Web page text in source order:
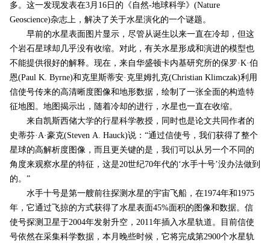
多。这一发现发表在3月16日的《自然-地球科学》(Nature
Geoscience)杂志上，解决了关于水星演化的一个谜题。
早前的水星表面图片显示，尽管从诞生以来一直在冷却，但这
个岩石星球却几乎没有收缩。对此，有关水星形成和演进的模型也
不能提供很好的解释。现在，来自华盛顿卡内基研究所的保罗·K·伯
恩(Paul K. Byrne)和克里斯蒂安·克里姆扎克(Christian Klimczak)利用
信使号传来的高清晰度图像和地形数据，绘制了一张全面的构造特
征地图。地图揭示出，随着冷却的进行，水星也一直在收缩。
来自凯斯西储大学的行星科学教授，同时也是论文共同作者的
史蒂芬·A·豪克(Steven A. Hauck)说：“通过信使号，我们获得了整个
星球的高解析度图像，而且更关键的是，我们可以从另一个不同的
角度来观察水星的特征，这是20世纪70年代的‘水手十号’没办法做到
的。”
水手十号是第一艘前往探测水星的宇宙飞船，在1974年和1975
年，它通过飞掠的方式获得了水星表面45%面积的图像和数据。信
使号探测卫星于2004年发射升空，2011年插入水星轨道。目前信使
号依然在采集科学数据，本月晚些时候，它将完成第2900个水星轨